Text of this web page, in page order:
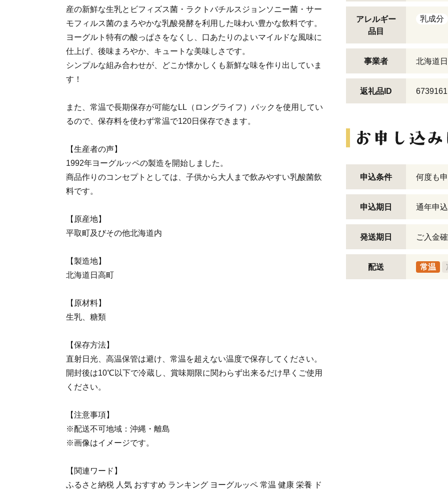
産の新鮮な生乳とビフィズス菌・ラクトバチルスジョンソニー菌・サー
モフィルス菌のまろやかな乳酸発酵を利用した味わい豊かな飲料です。
ヨーグルト特有の酸っぱさをなくし、口あたりのよいマイルドな風味に
仕上げ、後味まろやか、キュートな美味しさです。
シンプルな組み合わせが、どこか懐かしくも新鮮な味を作り出していま
す！
また、常温で長期保存が可能なLL（ロングライフ）パックを使用してい
るので、保存料を使わず常温で120日保存できます。
【生産者の声】
1992年ヨーグルッペの製造を開始しました。
商品作りのコンセプトとしては、子供から大人まで飲みやすい乳酸菌飲
料です。
【原産地】
平取町及びその他北海道内
【製造地】
北海道日高町
【原材料】
生乳、糖類
【保存方法】
直射日光、高温保管は避け、常温を超えない温度で保存してください。
開封後は10℃以下で冷蔵し、賞味期限に関わらず出来るだけ早くご使用
ください。
【注意事項】
※配送不可地域：沖縄・離島
※画像はイメージです。
【関連ワード】
ふるさと納税 人気 おすすめ ランキング ヨーグルッペ 常温 健康 栄養 ド
アレルギー
品目
乳成分
事業者 北海道
返礼品ID 6739161
申込条件 何度も
申込期日 通年申
発送期日 ご入金
配送 常温